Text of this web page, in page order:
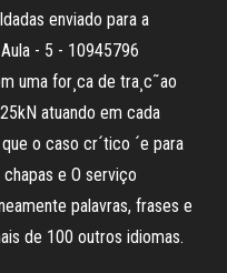
enviado para a
- 5 - 10945796
uma for¸ca de tra¸c˜ao
atuando em cada
o caso cr´tico ´e para
e O serviço
palavras, frases e
de 100 outros idiomas.